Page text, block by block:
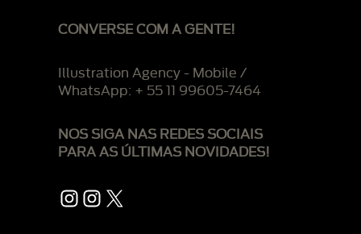
CONVERSE COM A GENTE!
Illustration Agency - Mobile /
WhatsApp: + 55 11 99605-7464
NOS SIGA NAS REDES SOCIAIS
PARA AS ÚLTIMAS NOVIDADES!
Instagram
Instagram
X